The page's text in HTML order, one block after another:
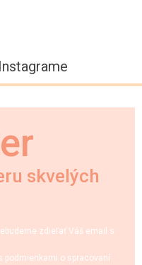
skvelých
zdieľať Váš email s
podmienkami o spracovaní